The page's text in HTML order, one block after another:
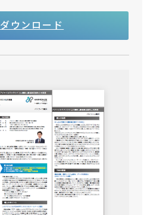
ダウンロード